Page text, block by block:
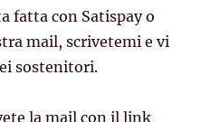
fatta con Satispay o
mail, scrivetemi e vi
sostenitori.
la mail con il link